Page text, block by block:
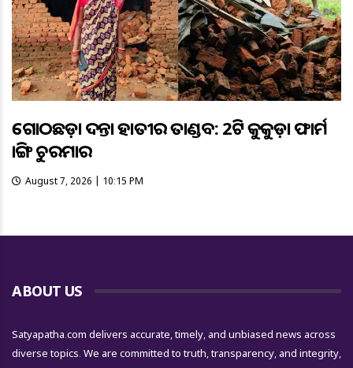
ଗୋଠଛଡ଼ା ଦନ୍ତା ହାତୀର ତାଣ୍ଡବ: 2ଟି କୁକୁଡ଼ା ଫାର୍ମ
ଭାଙ୍ଗି ଚୁରମାର
August 7, 2026 | 10:15 PM
ABOUT US
Satyapatha.com delivers accurate, timely, and unbiased news across
diverse topics. We are committed to truth, transparency, and integrity,